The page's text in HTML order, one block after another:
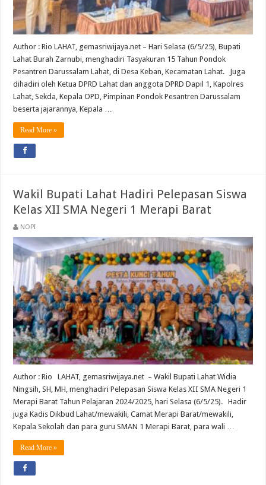
Author : Rio LAHAT, gemasriwijaya.net – Hari Selasa (6/5/25), Bupati
Lahat Burah Zarnubi, menghadiri Tasyakuran 15 Tahun Pondok
Pesantren Darussalam Lahat, di Desa Keban, Kecamatan Lahat. Juga
dihadiri oleh Ketua DPRD Lahat dan anggota DPRD Dapil 1, Kapolres
Lahat, Sekda, Kepala OPD, Pimpinan Pondok Pesantren Darussalam
beserta jajarannya, Kepala …
Read More »
Wakil Bupati Lahat Hadiri Pelepasan Siswa
Kelas XII SMA Negeri 1 Merapi Barat
NOPI
Author : Rio LAHAT, gemasriwijaya.net – Wakil Bupati Lahat Widia
Ningsih, SH, MH, menghadiri Pelepasan Siswa Kelas XII SMA Negeri 1
Merapi Barat Tahun Pelajaran 2024/2025, hari Selasa (6/5/25). Hadir
juga Kadis Dikbud Lahat/mewakili, Camat Merapi Barat/mewakili,
Kepala Sekolah dan para guru SMAN 1 Merapi Barat, para wali …
Read More »